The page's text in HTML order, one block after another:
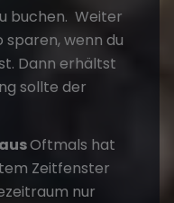
buchen. Weiter
sparen, wenn du
Dann erhältst
sollte der
Oftmals hat
Zeitfenster
nur